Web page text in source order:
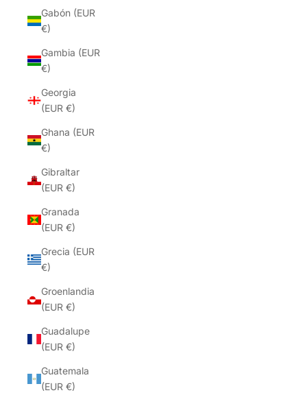
Gabón (EUR
€)
Gambia (EUR
€)
Georgia
(EUR €)
Ghana (EUR
€)
Gibraltar
(EUR €)
Granada
(EUR €)
Grecia (EUR
€)
Groenlandia
(EUR €)
Guadalupe
(EUR €)
Guatemala
(EUR €)